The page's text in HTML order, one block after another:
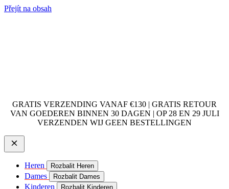
Přejít na obsah
GRATIS VERZENDING VANAF €130 | GRATIS RETOUR
VAN GOEDEREN BINNEN 30 DAGEN | OP 28 EN 29 JULI
VERZENDEN WIJ GEEN BESTELLINGEN
Heren Rozbalit Heren
Dames Rozbalit Dames
Kinderen Rozbalit Kinderen